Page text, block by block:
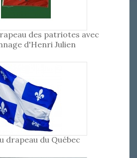
des patriotes avec
d'Henri Julien
drapeau du Québec